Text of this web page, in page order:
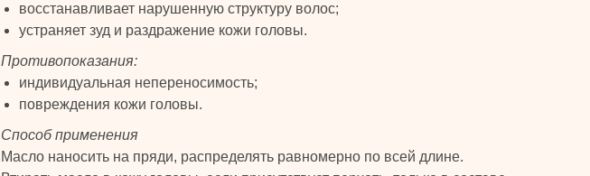
восстанавливает нарушенную структуру волос;
устраняет зуд и раздражение кожи головы.
Противопоказания:
индивидуальная непереносимость;
повреждения кожи головы.
Способ применения
Масло наносить на пряди, распределять равномерно по всей длине.